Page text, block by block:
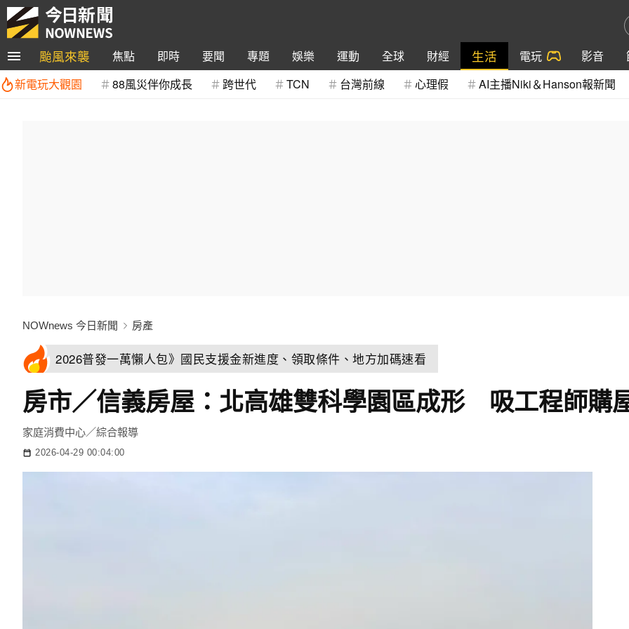
颱風來襲 焦點 即時 要聞 專題 娛樂 運動 全球 財經 生活 電玩 影音
新電玩大觀園
88風災伴你成長 跨世代 TCN 台灣前線 心理假 AI主播Niki＆Hanson報新聞
NOWnews 今日新聞 房產
2026普發一萬懶人包》國民支援金新進度、領取條件、地方加碼速看
房市／信義房屋：北高雄雙科學園區成形 吸工程師購
家庭消費中心／綜合報導
2026-04-29 00:04:00